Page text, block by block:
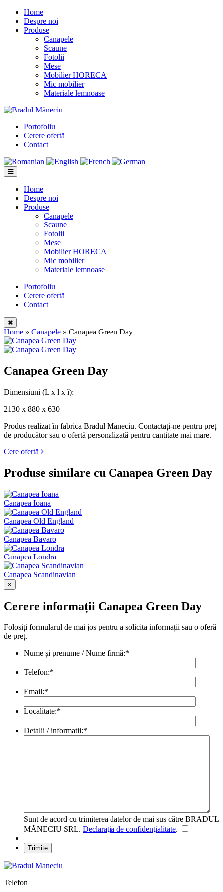
Home
Despre noi
Produse
Canapele
Scaune
Fotolii
Mese
Mobilier HORECA
Mic mobilier
Materiale lemnoase
Portofoliu
Cerere ofertă
Contact
Home
Despre noi
Produse
Canapele
Scaune
Fotolii
Mese
Mobilier HORECA
Mic mobilier
Materiale lemnoase
Portofoliu
Cerere ofertă
Contact
Home » Canapele » Canapea Green Day
Canapea Green Day
Dimensiuni (L x l x î):
2130 x 880 x 630
Produs realizat în fabrica Bradul Maneciu. Contactați-ne pentru preț
de producător sau o ofertă personalizată pentru cantitate mai mare.
Cere ofertă
Produse similare cu Canapea Green Day
Canapea Ioana
Canapea Old England
Canapea Bavaro
Canapea Londra
Canapea Scandinavian
×
Cerere informații Canapea Green Day
Folosiți formularul de mai jos pentru a solicita informații sau o oferă
de preț.
Nume și prenume / Nume firmă:*
Telefon:*
Email:*
Localitate:*
Detalii / informatii:*
Sunt de acord cu trimiterea datelor de mai sus către BRADUL
MĂNECIU SRL. Declaraţia de confidenţialitate.
Telefon